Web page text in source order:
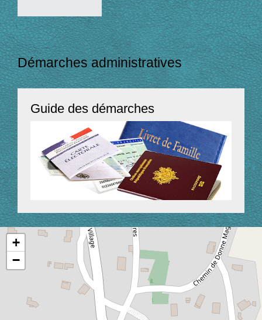
Démarches administratives
Guide des démarches
+
−